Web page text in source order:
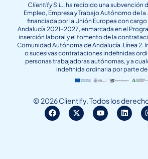
Clientify S.L., ha recibido una subvención
Empleo, Empresa y Trabajo Autónomo de la
financiada por la Unión Europea con cargo
Andalucía 2021-2027, enmarcada en el
inserción laboral y el fomento de la
Comunidad Autónoma de Andalucía. Línea 2.
o sucesivas contrataciones indefinidas
personas trabajadoras autónomas, y a
indefinida ordinaria por parte de
© 2026 Clientify. Todos los